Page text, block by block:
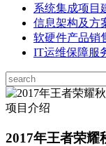
系统集成项目
信息架构及方
软硬件产品销
IT运维保障服
项目介绍
2017年王者荣耀